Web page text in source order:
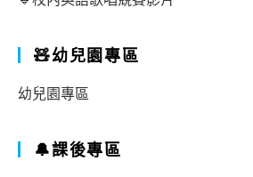
🧸幼兒園專區
幼兒園專區
🔔課後專區